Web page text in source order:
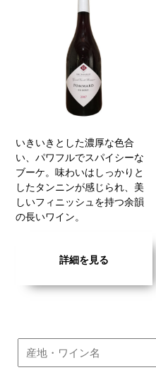
いきいきとした濃厚な色合
い、パワフルでスパイシーな
ブーケ。味わいはしっかりと
したタンニンが感じられ、美
しいフィニッシュを持つ余韻
の長いワイン。
詳細を見る